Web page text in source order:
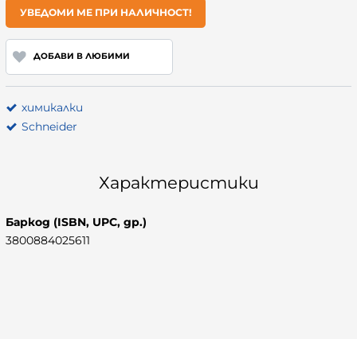
УВЕДОМИ МЕ ПРИ НАЛИЧНОСТ!
ДОБАВИ В ЛЮБИМИ
химикалки
Schneider
Характеристики
Баркод (ISBN, UPC, др.)
3800884025611